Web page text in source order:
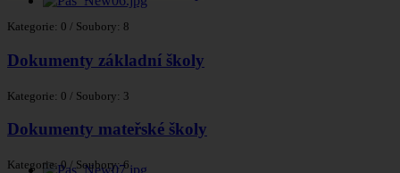
Kategorie: 0 / Soubory: 8
Dokumenty základní školy
Kategorie: 0 / Soubory: 3
Dokumenty mateřské školy
Kategorie: 0/Soubory: 6